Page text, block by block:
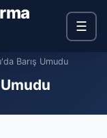
☰
Barış Umudu